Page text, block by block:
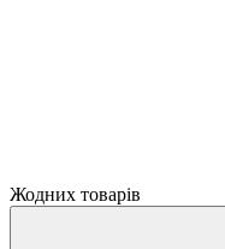
Жодних товарів